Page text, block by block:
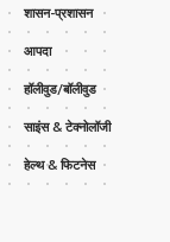
शासन-प्रशासन
आपदा
हॉलीवुड/बॉलीवुड
साइंस & टेक्नोलॉजी
हेल्थ & फिटनेस